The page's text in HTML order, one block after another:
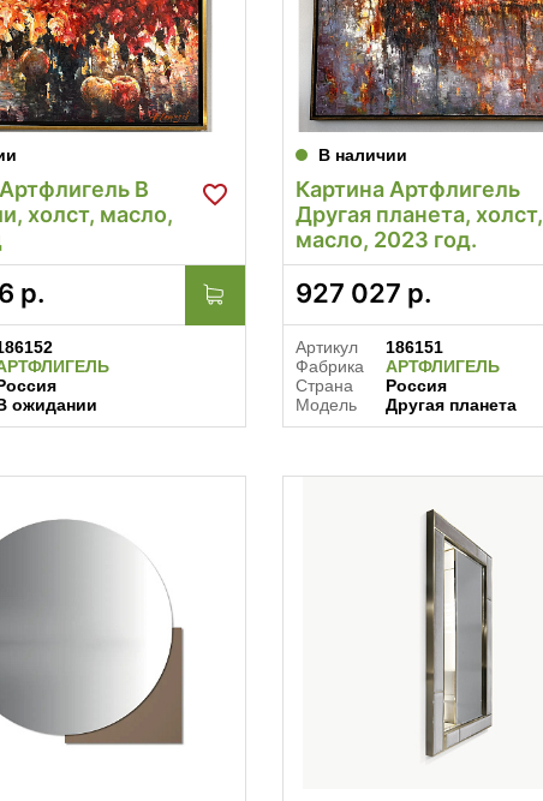
В
холст, масло,
р.
ожидании
В наличии
Картина Артфлигель
Другая планета, холст,
масло, 2023 год.
927 027 р.
Артикул
186151
Фабрика
АРТФЛИГЕЛЬ
Страна
Россия
Модель
Другая планета